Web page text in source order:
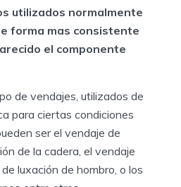
utilizados normalmente
forma mas consistente
el componente
de vendajes, utilizados de
para ciertas condiciones
ser el vendaje de
de la cadera, el vendaje
luxación de hombro, o los